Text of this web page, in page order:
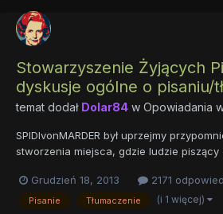
Stowarzyszenie Żyjących
dyskusje ogólne o pisaniu/
temat dodał Dolar84 w Opowiadania
SPIDIvonMARDER był uprzejmy
stworzenia miejsca, gdzie ludzie
prowadzić ogólną dyskusję na te, jakże
znowu nie zapomnieć (ta skleroza!) w
Grudzień 18, 2013 2171
Pisanie Tłumaczenie (i 1 więcej)